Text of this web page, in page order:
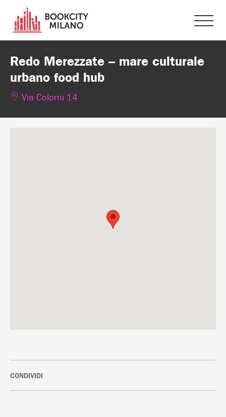
Redo Merezzate – mare culturale
urbano food hub
Via Colorni 14
CONDIVIDI